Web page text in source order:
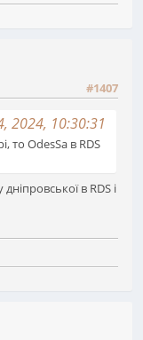
#1407
2024, 10:30:31
то OdesSa в RDS
в RDS і